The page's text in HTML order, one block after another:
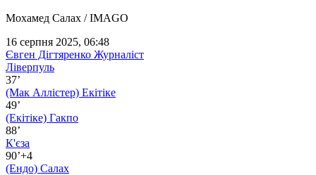
Мохамед Салах / IMAGO
16 серпня 2025, 06:48
Євген Дігтяренко Журналіст
Ліверпуль
37’
(Мак Аллістер) Екітіке
49’
(Екітіке) Гакпо
88’
К'єза
90’+4
(Ендо) Салах